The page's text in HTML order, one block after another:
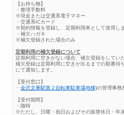
【お持ち物】
・整理手数料
※現金または交通系電子マネー
・交通系ICカード
※契約情報を登録し、定期利用券として使用し
・補欠ハガキ
※補欠登録された場合のみ
定期利用の補欠登録について
定期利用に空きがない場合、補欠登録をしてい
補欠登録は定期利用に空きが出るまでの順番待
にて通知します。
【受付窓口】
・ 金沢文庫駅第２自転車駐車場(B棟)の管理事務
【受付期間】
・随時
※ただし、日曜・祝日およびその振替休日・年